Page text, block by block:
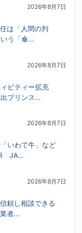
2026年8月7日
は「人間の判
う「傘…
2026年8月7日
ビティー拡充
プリンス…
2026年8月7日
いわて牛」など
JA…
2026年8月7日
頼し相談できる
者…